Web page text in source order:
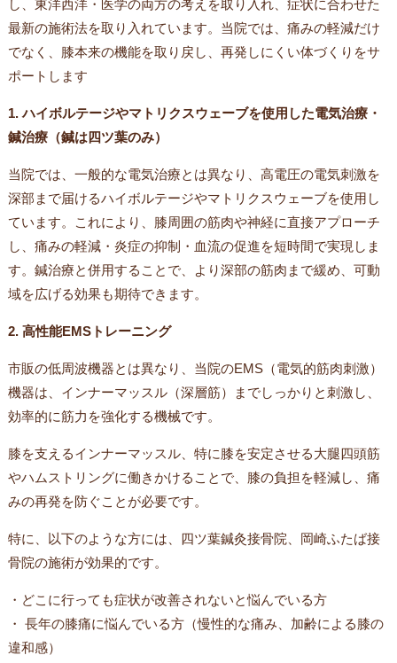
し、東洋西洋・医学の両方の考えを取り入れ、症状に合わせた
最新の施術法を取り入れています。当院では、痛みの軽減だけ
でなく、膝本来の機能を取り戻し、再発しにくい体づくりをサ
ポートします
1. ハイボルテージやマトリクスウェーブを使用した電気治療・
鍼治療（鍼は四ツ葉のみ）
当院では、一般的な電気治療とは異なり、高電圧の電気刺激を
深部まで届けるハイボルテージやマトリクスウェーブを使用し
ています。これにより、膝周囲の筋肉や神経に直接アプローチ
し、痛みの軽減・炎症の抑制・血流の促進を短時間で実現しま
す。鍼治療と併用することで、より深部の筋肉まで緩め、可動
域を広げる効果も期待できます。
2. 高性能EMSトレーニング
市販の低周波機器とは異なり、当院のEMS（電気的筋肉刺激）
機器は、インナーマッスル（深層筋）までしっかりと刺激し、
効率的に筋力を強化する機械です。
膝を支えるインナーマッスル、特に膝を安定させる大腿四頭筋
やハムストリングに働きかけることで、膝の負担を軽減し、痛
みの再発を防ぐことが必要です。
特に、以下のような方には、四ツ葉鍼灸接骨院、岡崎ふたば接
骨院の施術が効果的です。
・どこに行っても症状が改善されないと悩んでいる方
・ 長年の膝痛に悩んでいる方（慢性的な痛み、加齢による膝の
違和感）